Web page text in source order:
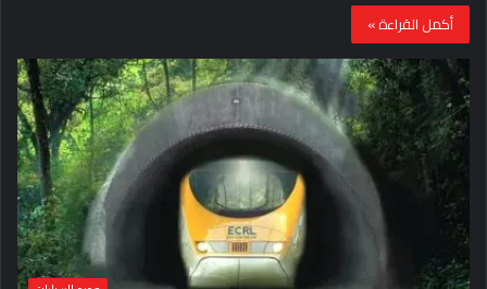
أكمل القراءة »